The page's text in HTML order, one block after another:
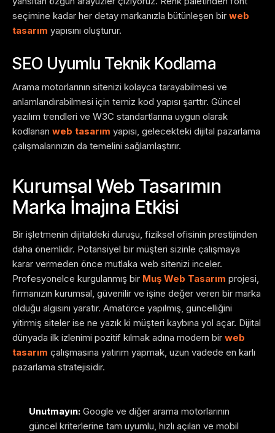
seçimine kadar her detay markanızla bütünleşen bir web
tasarım yapısını oluşturur.
SEO Uyumlu Teknik Kodlama
Arama motorlarının sitenizi kolayca tarayabilmesi ve
anlamlandırabilmesi için temiz kod yapısı şarttır. Güncel
yazılım trendleri ve W3C standartlarına uygun olarak
kodlanan web tasarım yapısı, gelecekteki dijital pazarlama
çalışmalarınızın da temelini sağlamlaştırır.
Kurumsal Web Tasarımın
Marka İmajına Etkisi
Bir işletmenin dijitaldeki duruşu, fiziksel ofisinin prestijinden
daha önemlidir. Potansiyel bir müşteri sizinle çalışmaya
karar vermeden önce mutlaka web sitenizi inceler.
Profesyonelce kurgulanmış bir Muş Web Tasarım projesi,
firmanızın kurumsal, güvenilir ve işine değer veren bir marka
olduğu algısını yaratır. Amatörce yapılmış, güncelliğini
yitirmiş siteler ise ne yazık ki müşteri kaybına yol açar. Dijital
dünyada ilk izlenimi pozitif kılmak adına modern bir web
tasarım çalışmasına yatırım yapmak, uzun vadede en karlı
pazarlama stratejisidir.
Unutmayın: Google ve diğer arama motorlarının
güncel kriterlerine tam uyumlu, hızlı açılan ve mobil